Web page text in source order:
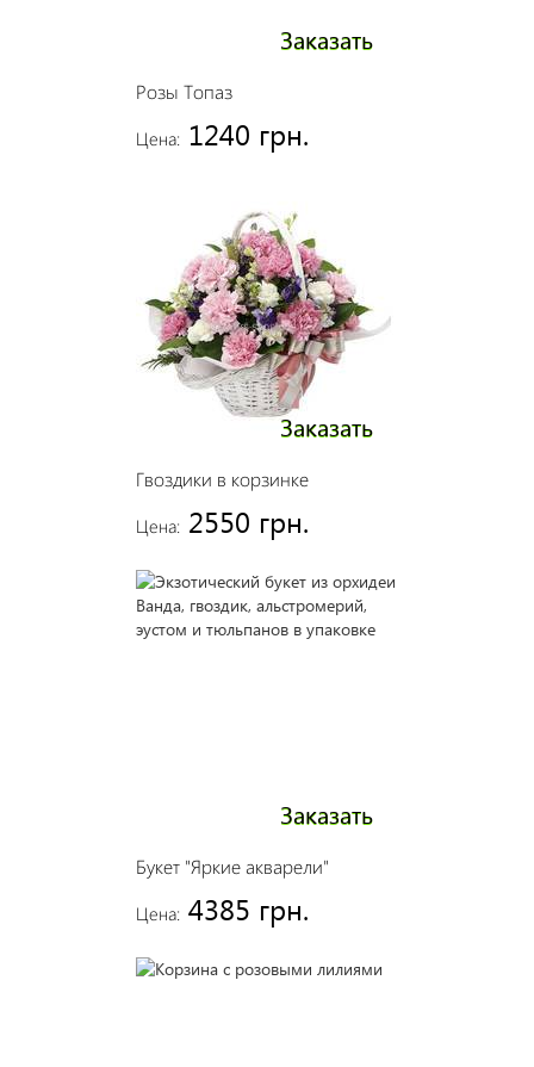
Розы Топаз
Цена: 1240 грн.
Заказать
Гвоздики в корзинке
Цена: 2550 грн.
Заказать
Букет "Яркие акварели"
Цена: 4385 грн.
Заказать